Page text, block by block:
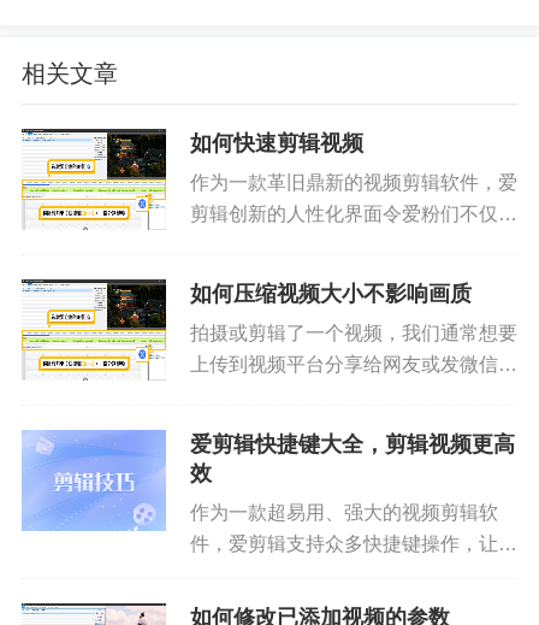
相关文章
如何快速剪辑视频
作为一款革旧鼎新的视频剪辑软件，爱
剪辑创新的人性化界面令爱粉们不仅能
度、运行速度也使爱粉们视频剪辑过程
更加快速、得心应手！按照如下步...
如何压缩视频大小不影响画质
拍摄或剪辑了一个视频，我们通常想要
上传到视频平台分享给网友或发微信分
做到不影响画质呢？下面就跟着小爱了
解压缩视频大小又不影响画质的秘...
爱剪辑快捷键大全，剪辑视频更高
效
作为一款超易用、强大的视频剪辑软
件，爱剪辑支持众多快捷键操作，让爱
打造精美视频！小爱已经帮大家整理好
如何修改已添加视频的参数